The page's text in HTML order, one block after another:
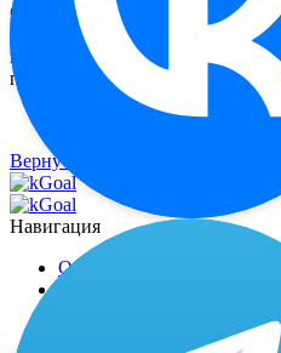
6.7. После истечения срока
документов, содержащих
при наступлении иных
подлежат уничтожению.
Вернуться на главную
Навигация
О миостимуляторе